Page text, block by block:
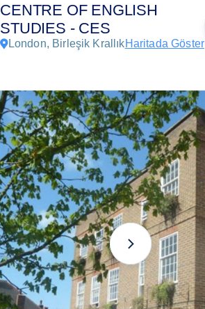
CENTRE OF ENGLISH
STUDIES - CES
London, Birleşik KrallıkHaritada Göster